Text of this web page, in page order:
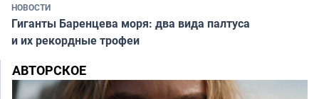
НОВОСТИ
Гиганты Баренцева моря: два вида палтуса
и их рекордные трофеи
АВТОРСКОЕ